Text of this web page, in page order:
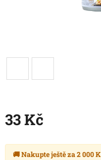
33 Kč
cena:
🚚 Nakupte ještě za2 000